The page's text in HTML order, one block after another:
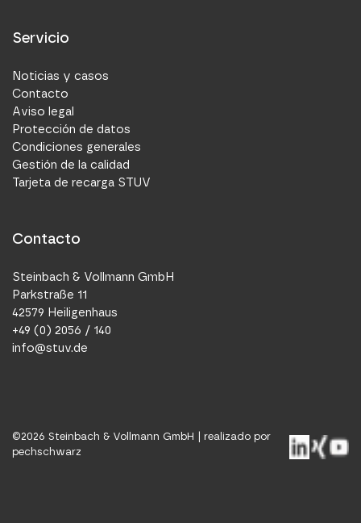
Servicio
Noticias y casos
Contacto
Aviso legal
Protección de datos
Condiciones generales
Gestión de la calidad
Tarjeta de recarga STUV
Contacto
Steinbach & Vollmann GmbH
Parkstraße 11
42579 Heiligenhaus
+49 (0) 2056 / 140
info@stuv.de
©2026 Steinbach & Vollmann GmbH | realizado por
pechschwarz